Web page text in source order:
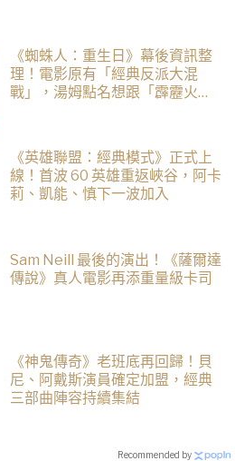
《蜘蛛人：重生日》幕後資訊整
理！電影原有「經典反派大混
戰」，湯姆點名想跟「霹靂火」
《英雄聯盟：經典模式》正式上
線！首波 60 英雄重返峽谷，阿卡
莉、凱能、慎下一波加入
Sam Neill 最後的演出！《薩爾達
傳說》真人電影再添重量級卡司
《神鬼傳奇》老班底再回歸！貝
尼、阿戴斯演員確定加盟，經典
三部曲陣容持續集結
Recommended by